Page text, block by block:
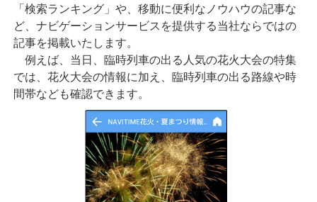
「検索ランキング」や、移動に便利なノウハウの記事な
ど、ナビゲーションサービスを提供する当社ならではの
記事を掲載いたします。
例えば、当日、臨時列車の出る人気の花火大会の特集
では、花火大会の情報に加え、臨時列車の出る路線や時
間帯なども確認できます。